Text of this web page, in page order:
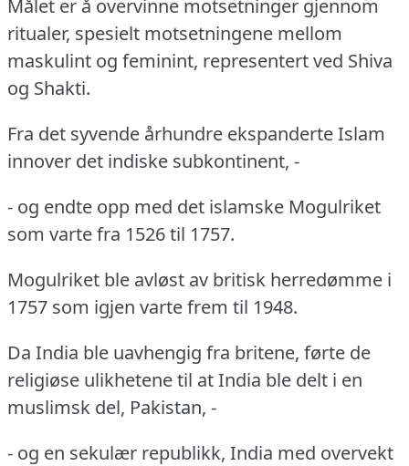
Målet er å overvinne motsetninger gjennom
ritualer, spesielt motsetningene mellom
maskulint og feminint, representert ved Shiva
og Shakti.
Fra det syvende århundre ekspanderte Islam
innover det indiske subkontinent, -
- og endte opp med det islamske Mogulriket
som varte fra 1526 til 1757.
Mogulriket ble avløst av britisk herredømme i
1757 som igjen varte frem til 1948.
Da India ble uavhengig fra britene, førte de
religiøse ulikhetene til at India ble delt i en
muslimsk del, Pakistan, -
- og en sekulær republikk, India med overvekt